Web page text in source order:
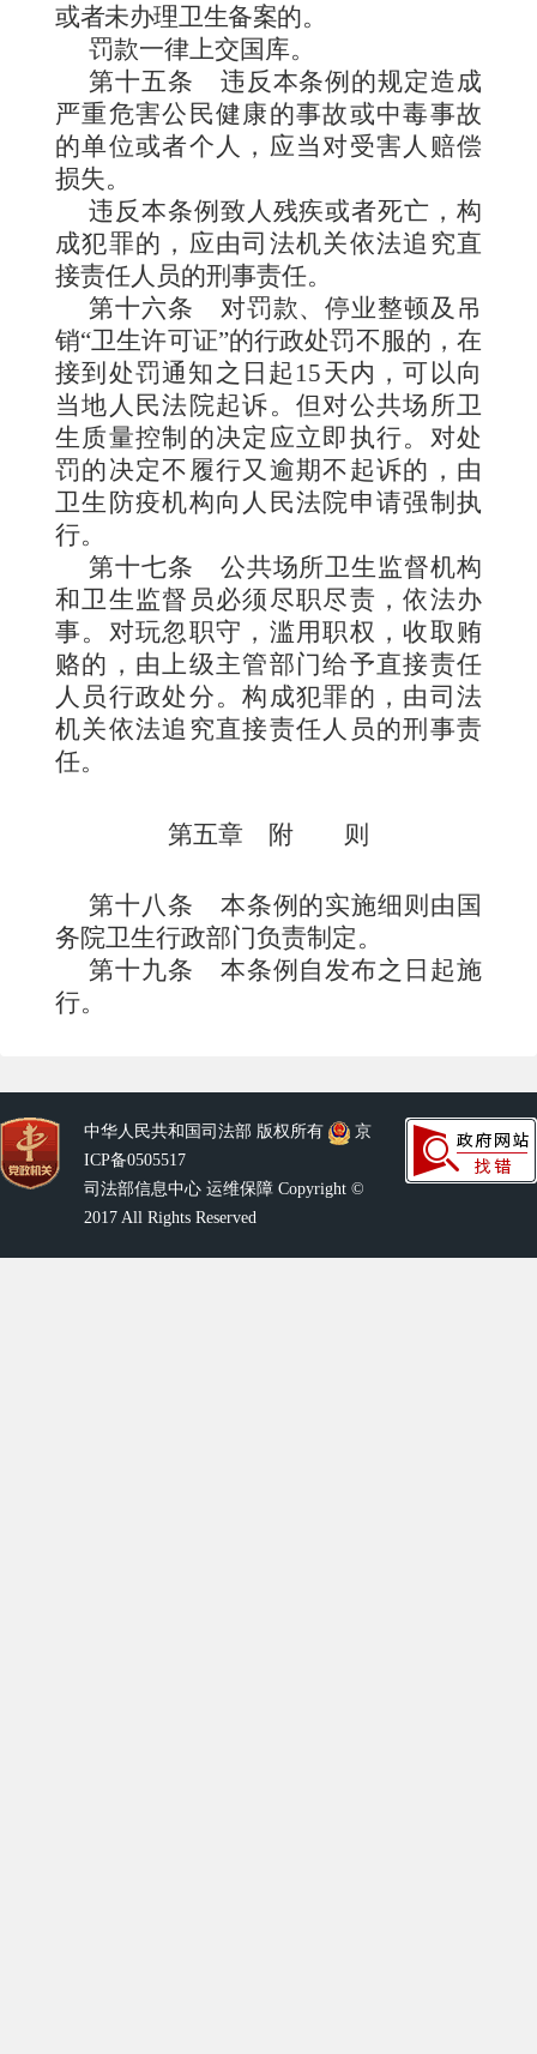
或者未办理卫生备案的。
罚款一律上交国库。
第十五条 违反本条例的规定造成
严重危害公民健康的事故或中毒事故
的单位或者个人，应当对受害人赔偿
损失。
违反本条例致人残疾或者死亡，构
成犯罪的，应由司法机关依法追究直
接责任人员的刑事责任。
第十六条 对罚款、停业整顿及吊
销“卫生许可证”的行政处罚不服的，在
接到处罚通知之日起15天内，可以向
当地人民法院起诉。但对公共场所卫
生质量控制的决定应立即执行。对处
罚的决定不履行又逾期不起诉的，由
卫生防疫机构向人民法院申请强制执
行。
第十七条 公共场所卫生监督机构
和卫生监督员必须尽职尽责，依法办
事。对玩忽职守，滥用职权，收取贿
赂的，由上级主管部门给予直接责任
人员行政处分。构成犯罪的，由司法
机关依法追究直接责任人员的刑事责
任。
第五章 附 则
第十八条 本条例的实施细则由国
务院卫生行政部门负责制定。
第十九条 本条例自发布之日起施
行。
中华人民共和国司法部 版权所有
京
ICP备0505517
司法部信息中心 运维保障 Copyright ©
2017 All Rights Reserved